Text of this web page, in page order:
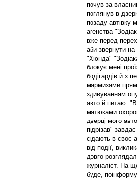
почув за
поглянув в
позаду автівку
агенства
вже перед
аби звернути
"Хюнда"
блокує мені
бодігардів й з
мармизами
здивуванням
авто й питаю:
матюками
дверці мого
підрізав"
сідають в своє
від події,
довго
журналіст. На
буде,